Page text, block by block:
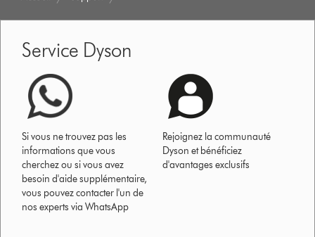
Service Dyson
Si vous ne trouvez pas les
informations que vous
cherchez ou si vous avez
besoin d'aide supplémentaire,
vous pouvez contacter l'un de
nos experts via WhatsApp
Rejoignez la communauté
Dyson et bénéficiez
d'avantages exclusifs